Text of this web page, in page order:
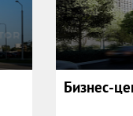
Бизнес-